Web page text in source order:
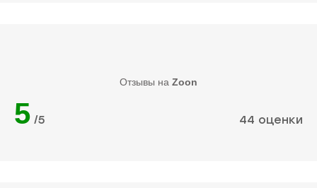
Отзывы на Zoon
5 /5 44 оценки